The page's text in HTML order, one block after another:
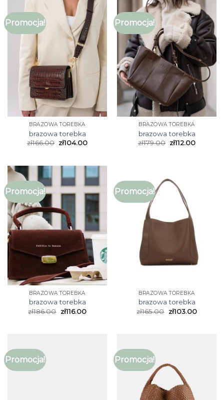
Promocja!
BRAZOWA TOREBKA
brazowa torebka
zł166.00 zł104.00
Promocja!
BRAZOWA TOREBKA
brazowa torebka
zł179.00 zł112.00
Promocja!
BRAZOWA TOREBKA
brazowa torebka
zł186.00 zł116.00
Promocja!
BRAZOWA TOREBKA
brazowa torebka
zł165.00 zł103.00
Promocja! Promocja!